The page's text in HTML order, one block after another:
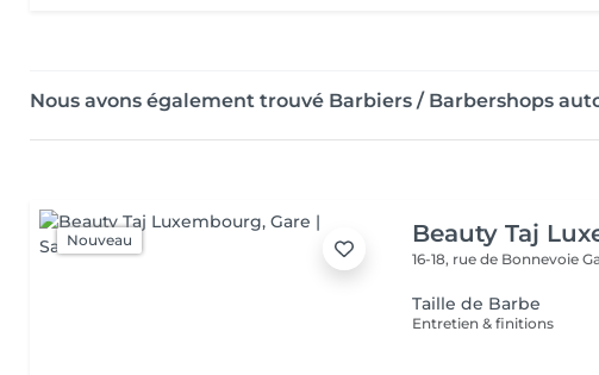
Nous avons également trouvé Barbiers / Barbershops
Nouveau Beauty Taj
16-18, rue de Bonnevoie
Taille de Barbe
Entretien & finitions